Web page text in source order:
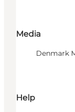
Media
Denmark
Help